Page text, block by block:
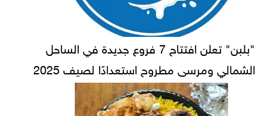
"بلبن" تعلن افتتاح 7 فروع جديدة في الساحل
الشمالي ومرسى مطروح استعدادًا لصيف 2025